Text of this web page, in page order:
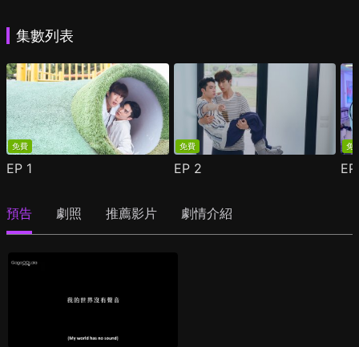
集數列表
免費
EP 1
免費
EP 2
免
預告 劇照 推薦影片 劇情介紹